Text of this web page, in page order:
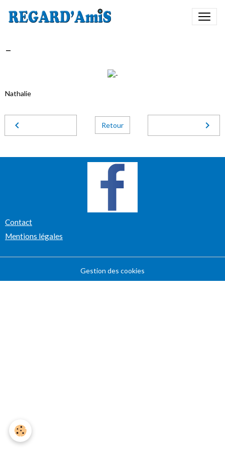
-
Nathalie
Retour
Contact
Mentions légales
Gestion des cookies